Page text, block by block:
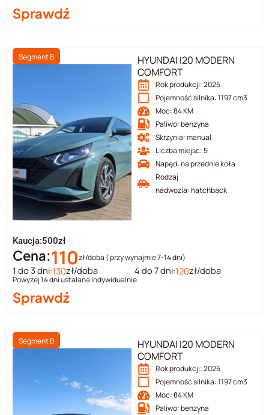
Sprawdź
Segment B
HYUNDAI I20 MODERN
COMFORT
Rok produkcji: 2025
Pojemność silnika: 1197 cm3
Moc: 84 KM
Paliwo: benzyna
Skrzynia: manual
Liczba miejsc: 5
Napęd: na przednie koła
Rodzaj
nadwozia: hatchback
Kaucja:500zł
Cena:110zł/doba ( przy wynajmie 7-14 dni)
1 do 3 dni:130zł/doba 4 do 7 dni:120zł/doba
Powyżej 14 dni ustalana indywidualnie
Sprawdź
Segment B
HYUNDAI I20 MODERN
COMFORT
Rok produkcji: 2025
Pojemność silnika: 1197 cm3
Moc: 84 KM
Paliwo: benzyna